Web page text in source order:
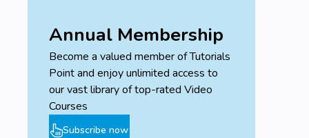
Annual Membership
Become a valued member of Tutorials
Point and enjoy unlimited access to
our vast library of top-rated Video
Courses
Subscribe now